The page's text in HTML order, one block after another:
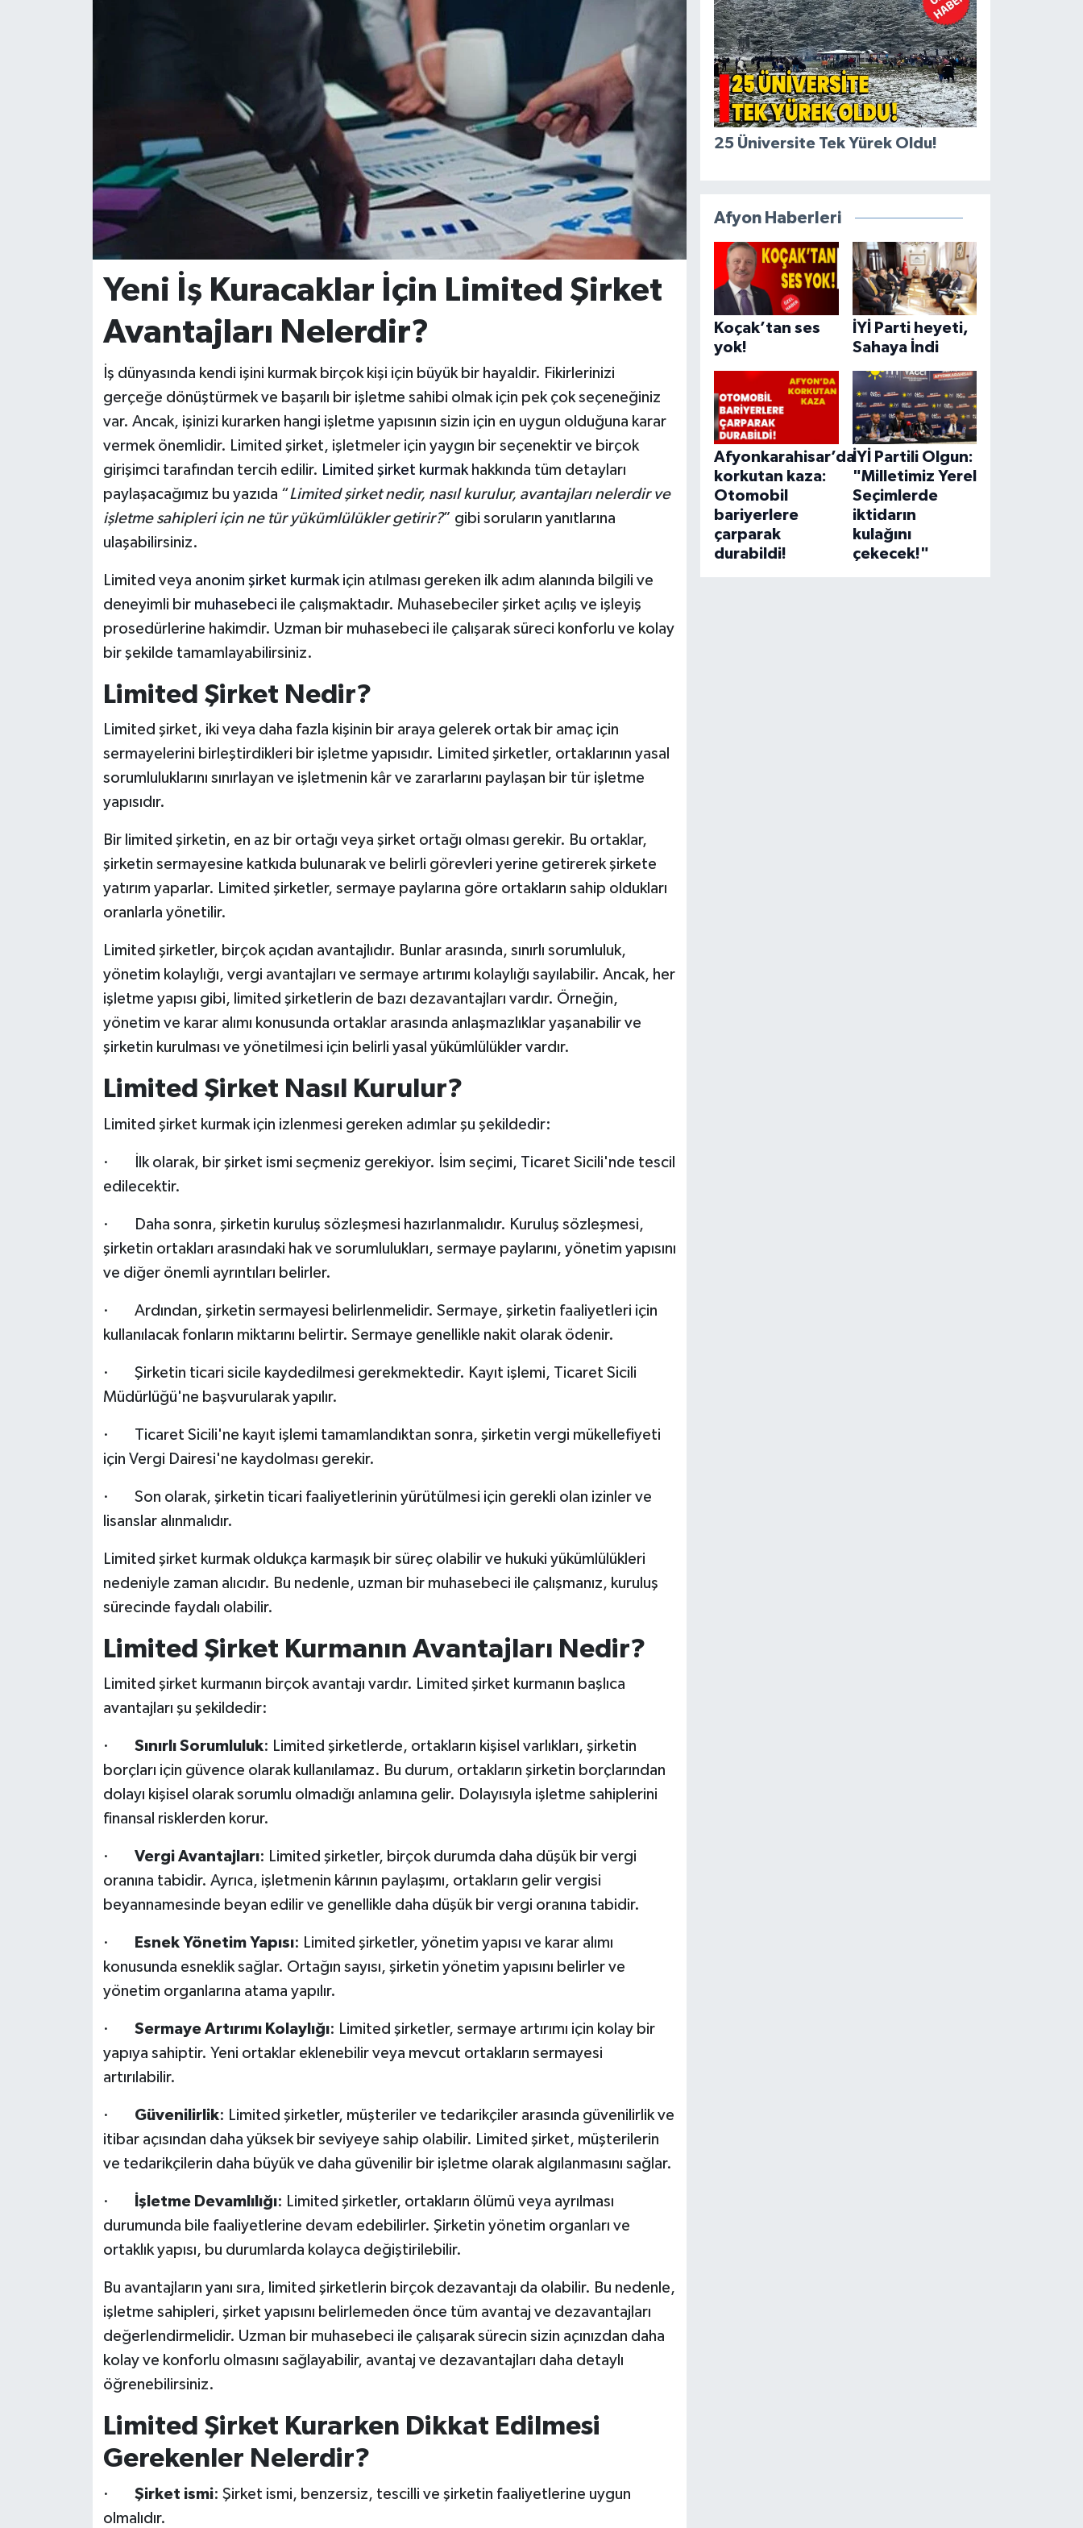
Yeni İş Kuracaklar İçin Limited Şirket
Avantajları Nelerdir?
İş dünyasında kendi işini kurmak birçok kişi için büyük bir hayaldir. Fikirlerinizi
gerçeğe dönüştürmek ve başarılı bir işletme sahibi olmak için pek çok seçeneğiniz
var. Ancak, işinizi kurarken hangi işletme yapısının sizin için en uygun olduğuna karar
vermek önemlidir. Limited şirket, işletmeler için yaygın bir seçenektir ve birçok
girişimci tarafından tercih edilir. Limited şirket kurmakhakkında tüm detayları
paylaşacağımız bu yazıda “Limited şirket nedir, nasıl kurulur, avantajları nelerdir ve
işletme sahipleri için ne tür yükümlülükler getirir?” gibi soruların yanıtlarına
ulaşabilirsiniz.
Limited veya anonim şirket kurmakiçin atılması gereken ilk adım alanında bilgili ve
deneyimli bir muhasebeci ile çalışmaktadır. Muhasebeciler şirket açılış ve işleyiş
prosedürlerine hakimdir. Uzman bir muhasebeci ile çalışarak süreci konforlu ve kolay
bir şekilde tamamlayabilirsiniz.
Limited Şirket Nedir?
Limited şirket, iki veya daha fazla kişinin bir araya gelerek ortak bir amaç için
sermayelerini birleştirdikleri bir işletme yapısıdır. Limited şirketler, ortaklarının yasal
sorumluluklarını sınırlayan ve işletmenin kâr ve zararlarını paylaşan bir tür işletme
yapısıdır.
Bir limited şirketin, en az bir ortağı veya şirket ortağı olması gerekir. Bu ortaklar,
şirketin sermayesine katkıda bulunarak ve belirli görevleri yerine getirerek şirkete
yatırım yaparlar. Limited şirketler, sermaye paylarına göre ortakların sahip oldukları
oranlarla yönetilir.
Limited şirketler, birçok açıdan avantajlıdır. Bunlar arasında, sınırlı sorumluluk,
yönetim kolaylığı, vergi avantajları ve sermaye artırımı kolaylığı sayılabilir. Ancak, her
işletme yapısı gibi, limited şirketlerin de bazı dezavantajları vardır. Örneğin,
yönetim ve karar alımı konusunda ortaklar arasında anlaşmazlıklar yaşanabilir ve
şirketin kurulması ve yönetilmesi için belirli yasal yükümlülükler vardır.
Limited Şirket Nasıl Kurulur?
Limited şirket kurmak için izlenmesi gereken adımlar şu şekildedir:
· İlk olarak, bir şirket ismi seçmeniz gerekiyor. İsim seçimi, Ticaret Sicili'nde tescil
edilecektir.
· Daha sonra, şirketin kuruluş sözleşmesi hazırlanmalıdır. Kuruluş sözleşmesi,
şirketin ortakları arasındaki hak ve sorumlulukları, sermaye paylarını, yönetim yapısını
ve diğer önemli ayrıntıları belirler.
· Ardından, şirketin sermayesi belirlenmelidir. Sermaye, şirketin faaliyetleri için
kullanılacak fonların miktarını belirtir. Sermaye genellikle nakit olarak ödenir.
· Şirketin ticari sicile kaydedilmesi gerekmektedir. Kayıt işlemi, Ticaret Sicili
Müdürlüğü'ne başvurularak yapılır.
· Ticaret Sicili'ne kayıt işlemi tamamlandıktan sonra, şirketin vergi mükellefiyeti
için Vergi Dairesi'ne kaydolması gerekir.
· Son olarak, şirketin ticari faaliyetlerinin yürütülmesi için gerekli olan izinler ve
lisanslar alınmalıdır.
Limited şirket kurmak oldukça karmaşık bir süreç olabilir ve hukuki yükümlülükleri
nedeniyle zaman alıcıdır. Bu nedenle, uzman bir muhasebeci ile çalışmanız, kuruluş
sürecinde faydalı olabilir.
Limited Şirket Kurmanın Avantajları Nedir?
Limited şirket kurmanın birçok avantajı vardır. Limited şirket kurmanın başlıca
avantajları şu şekildedir:
· Sınırlı Sorumluluk: Limited şirketlerde, ortakların kişisel varlıkları, şirketin
borçları için güvence olarak kullanılamaz. Bu durum, ortakların şirketin borçlarından
dolayı kişisel olarak sorumlu olmadığı anlamına gelir. Dolayısıyla işletme sahiplerini
finansal risklerden korur.
· Vergi Avantajları: Limited şirketler, birçok durumda daha düşük bir vergi
oranına tabidir. Ayrıca, işletmenin kârının paylaşımı, ortakların gelir vergisi
beyannamesinde beyan edilir ve genellikle daha düşük bir vergi oranına tabidir.
· Esnek Yönetim Yapısı: Limited şirketler, yönetim yapısı ve karar alımı
konusunda esneklik sağlar. Ortağın sayısı, şirketin yönetim yapısını belirler ve
yönetim organlarına atama yapılır.
· Sermaye Artırımı Kolaylığı: Limited şirketler, sermaye artırımı için kolay bir
yapıya sahiptir. Yeni ortaklar eklenebilir veya mevcut ortakların sermayesi
artırılabilir.
· Güvenilirlik: Limited şirketler, müşteriler ve tedarikçiler arasında güvenilirlik ve
itibar açısından daha yüksek bir seviyeye sahip olabilir. Limited şirket, müşterilerin
ve tedarikçilerin daha büyük ve daha güvenilir bir işletme olarak algılanmasını sağlar.
· İşletme Devamlılığı: Limited şirketler, ortakların ölümü veya ayrılması
durumunda bile faaliyetlerine devam edebilirler. Şirketin yönetim organları ve
ortaklık yapısı, bu durumlarda kolayca değiştirilebilir.
Bu avantajların yanı sıra, limited şirketlerin birçok dezavantajı da olabilir. Bu nedenle,
işletme sahipleri, şirket yapısını belirlemeden önce tüm avantaj ve dezavantajları
değerlendirmelidir. Uzman bir muhasebeci ile çalışarak sürecin sizin açınızdan daha
kolay ve konforlu olmasını sağlayabilir, avantaj ve dezavantajları daha detaylı
öğrenebilirsiniz.
Limited Şirket Kurarken Dikkat Edilmesi
Gerekenler Nelerdir?
· Şirket ismi: Şirket ismi, benzersiz, tescilli ve şirketin faaliyetlerine uygun
olmalıdır.
25 Üniversite Tek Yürek Oldu!
Afyon Haberleri
Koçak’tan ses
yok!
İYİ Parti heyeti,
Sahaya İndi
Afyonkarahisar’da
korkutan kaza:
Otomobil
bariyerlere
çarparak
durabildi!
İYİ Partili Olgun:
"Milletimiz Yerel
Seçimlerde
iktidarın
kulağını
çekecek!"